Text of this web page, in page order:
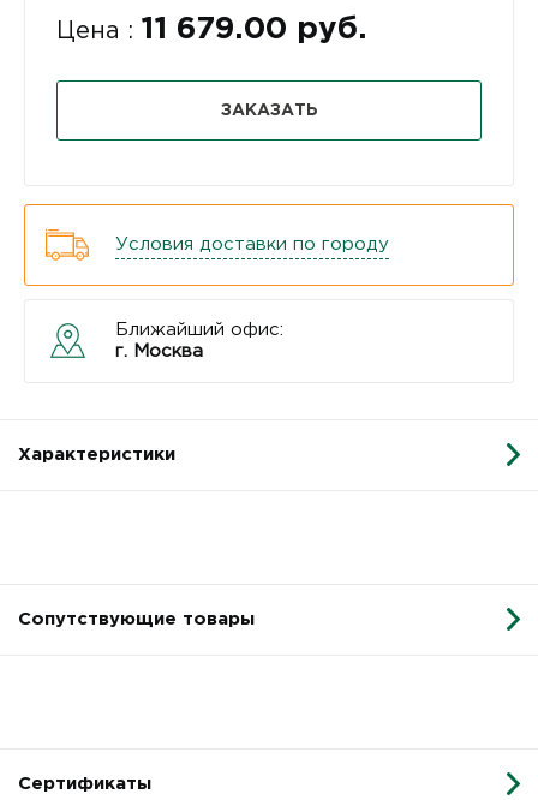
Цена : 11 679.00 руб.
ЗАКАЗАТЬ
Условия доставки по городу
Ближайший офис:
г. Москва
Характеристики
Сопутствующие товары
Сертификаты